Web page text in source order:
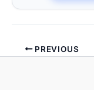
PREVIOUS